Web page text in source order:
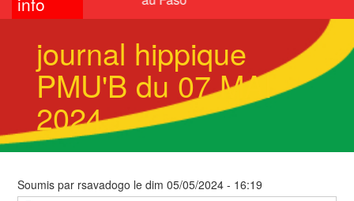
journal hippique
PMU'B du 07 MAI
2024
Soumis par rsavadogo le dim 05/05/2024 - 16:19